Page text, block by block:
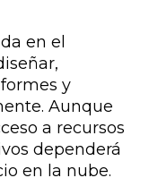
en el
y
Aunque
a recursos
dependerá
en la nube.